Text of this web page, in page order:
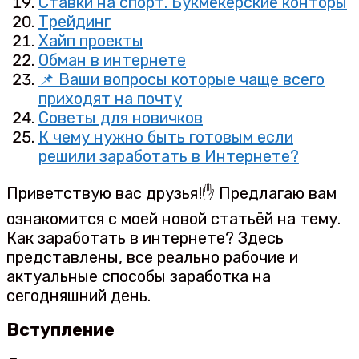
Трейдинг
Хайп проекты
Обман в интернете
📌 Ваши вопросы которые чаще всего
приходят на почту
Советы для новичков
К чему нужно быть готовым если
решили заработать в Интернете?
Приветствую вас друзья!✋ Предлагаю вам
ознакомится с моей новой статьёй на тему.
Как заработать в интернете? Здесь
представлены, все реально рабочие и
актуальные способы заработка на
сегодняшний день.
Вступление